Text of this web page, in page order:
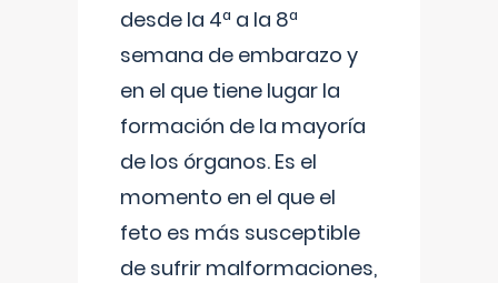
desde la 4ª a la 8ª
semana de embarazo y
en el que tiene lugar la
formación de la mayoría
de los órganos. Es el
momento en el que el
feto es más susceptible
de sufrir malformaciones,